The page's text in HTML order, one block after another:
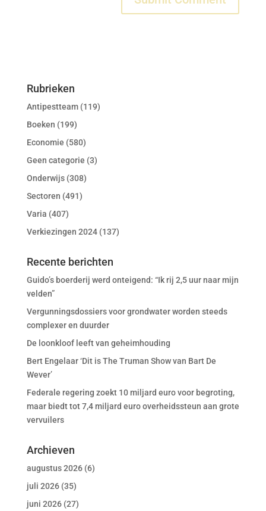
Rubrieken
Antipestteam(119)
Boeken (199)
Economie (580)
Geen categorie (3)
Onderwijs(308)
Sectoren (491)
Varia (407)
Verkiezingen 2024(137)
Recente berichten
Guido’s boerderij werd onteigend: “Ik rij 2,5 uur naar mijn
velden”
Vergunningsdossiers voor grondwater worden steeds
complexer en duurder
De loonkloof leeft van geheimhouding
Bert Engelaar ‘Dit is The Truman Show van Bart De
Wever’
Federale regering zoekt 10 miljard euro voor begroting,
maar biedt tot 7,4 miljard euro overheidssteun aan grote
vervuilers
Archieven
augustus 2026(6)
juli 2026(35)
juni 2026(27)